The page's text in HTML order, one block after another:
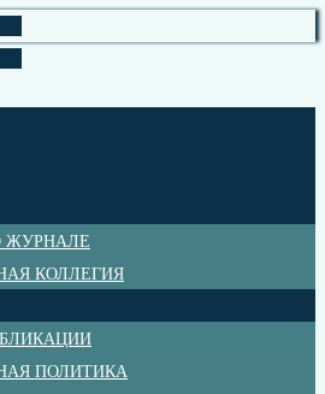
ЖУРНАЛЕ
КОЛЛЕГИЯ
ПОЛИТИКА